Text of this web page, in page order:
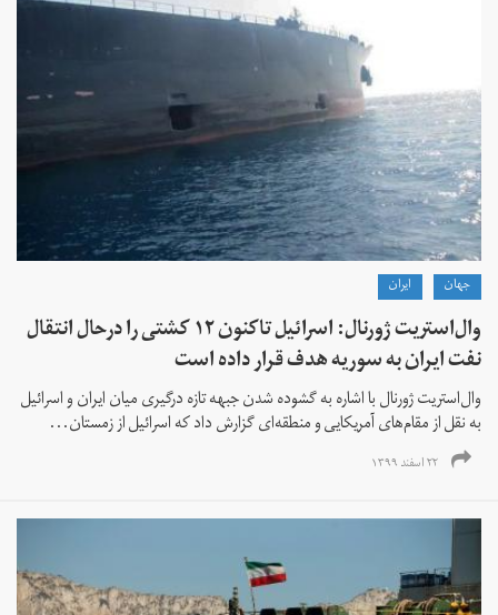
جهان ايران
وال‌استریت ژورنال: اسرائیل تاکنون ۱۲ کشتی را درحال انتقال
نفت ایران به سوریه هدف قرار داده است
وال‌استریت ژورنال با اشاره به گشوده شدن جبهه تازه‌ درگیری میان ایران و اسرائیل
به نقل از مقام‌های آمریکایی و منطقه‌ای گزارش داد که اسرائیل از زمستان...
۲۲ اسفند ۱۳۹۹